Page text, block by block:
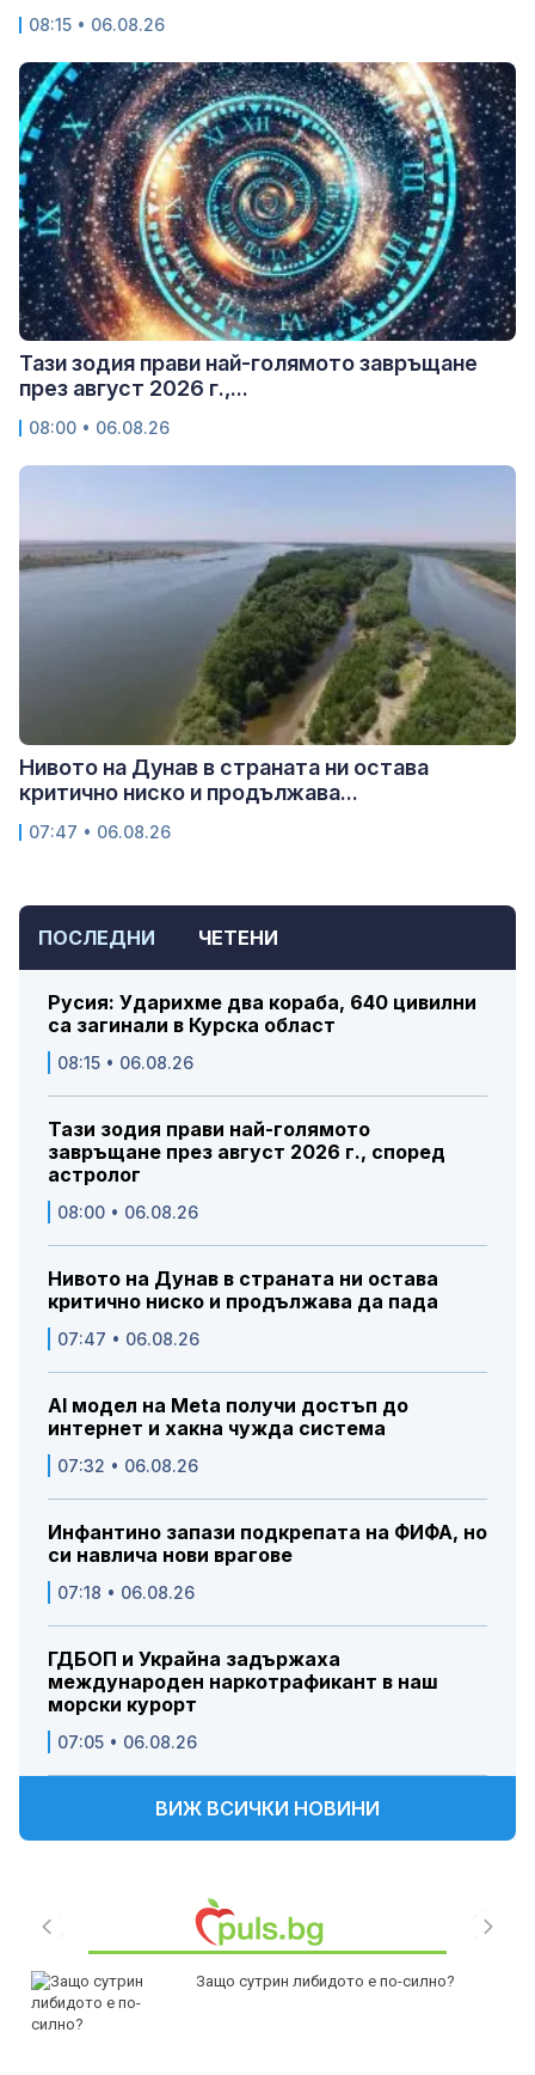
ПОСЛЕДНИ ЧЕТЕНИ
Русия: Ударихме два кораба, 640 цивилни
са загинали в Курска област
08:15 • 06.08.26
Тази зодия прави най-голямото
завръщане през август 2026 г., според
астролог
08:00 • 06.08.26
Нивото на Дунав в страната ни остава
критично ниско и продължава да пада
07:47 • 06.08.26
AI модел на Meta получи достъп до
интернет и хакна чужда система
07:32 • 06.08.26
Инфантино запази подкрепата на ФИФА, но
си навлича нови врагове
07:18 • 06.08.26
ГДБОП и Украйна задържаха
международен наркотрафикант в наш
морски курорт
07:05 • 06.08.26
ВИЖ ВСИЧКИ НОВИНИ
Защо сутрин либидото е по-силно?
08:15 • 06.08.26
Тази зодия прави най-голямото завръщане
през август 2026 г.,...
08:00 • 06.08.26
Нивото на Дунав в страната ни остава
критично ниско и продължава...
07:47 • 06.08.26